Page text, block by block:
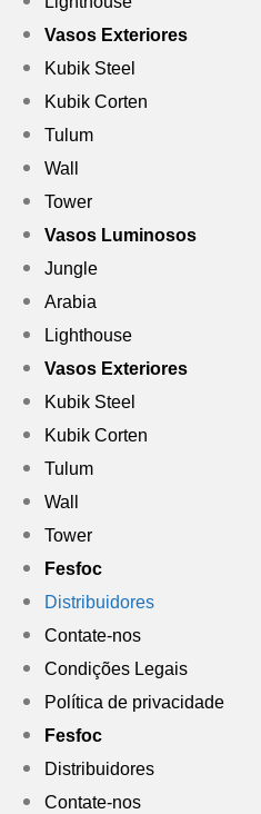
Vasos Exteriores
Kubik Steel
Kubik Corten
Tulum
Wall
Tower
Vasos Luminosos
Jungle
Arabia
Lighthouse
Vasos Exteriores
Kubik Steel
Kubik Corten
Tulum
Wall
Tower
Fesfoc
Distribuidores
Contate-nos
Condições Legais
Política de privacidade
Fesfoc
Distribuidores
Contate-nos